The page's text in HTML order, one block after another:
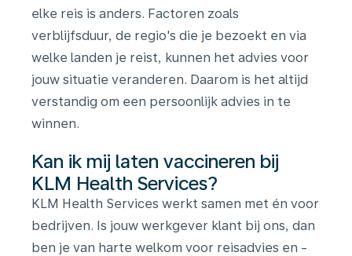
elke reis is anders. Factoren zoals
verblijfsduur, de regio's die je bezoekt en via
welke landen je reist, kunnen het advies voor
jouw situatie veranderen. Daarom is het altijd
verstandig om een persoonlijk advies in te
winnen.
Kan ik mij laten vaccineren bij
KLM Health Services?
KLM Health Services werkt samen met én voor
bedrijven. Is jouw werkgever klant bij ons, dan
ben je van harte welkom voor reisadvies en -